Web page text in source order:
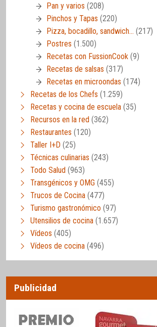
Pan y varios (208)
Pinchos y Tapas (220)
Pizza, bocadillo, sandwich… (217)
Postres (1.500)
Recetas con FussionCook (9)
Recetas de salsas (317)
Recetas en microondas (174)
Recetas de los Chefs (1.259)
Recetas y cocina de escuela (35)
Recursos en la red (362)
Restaurantes (120)
Taller I+D (25)
Técnicas culinarias (243)
Todo Salud (963)
Transgénicos y OMG (455)
Trucos de Cocina (477)
Turismo gastronómico (97)
Utensilios de cocina (1.657)
Vídeos (405)
Vídeos de cocina (496)
Publicidad